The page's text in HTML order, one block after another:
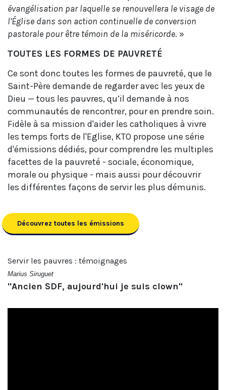
évangélisation par laquelle se renouvellera le visage de
l’Église dans son action continuelle de conversion
pastorale pour être témoin de la miséricorde. »
TOUTES LES FORMES DE PAUVRETÉ
Ce sont donc toutes les formes de pauvreté, que le
Saint-Père demande de regarder avec les yeux de
Dieu — tous les pauvres, qu’il demande à nos
communautés de rencontrer, pour en prendre soin.
Fidèle à sa mission d'aider les catholiques à vivre
les temps forts de l'Eglise, KTO propose une série
d'émissions dédiés, pour comprendre les multiples
facettes de la pauvreté - sociale, économique,
morale ou physique - mais aussi pour découvrir
les différentes façons de servir les plus démunis.
Découvrez toutes les émissions
Servir les pauvres : témoignages
Marius Siruguet
"Ancien SDF, aujourd'hui je suis clown"